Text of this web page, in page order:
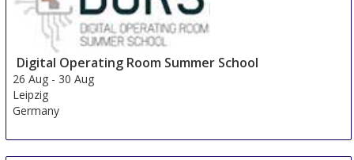
Digital Operating Room Summer School
26 Aug - 30 Aug
Leipzig
Germany